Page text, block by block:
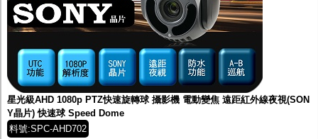
星光級AHD 1080p PTZ快速旋轉球 攝影機 電動變焦 遠距紅外線夜視(SON
Y晶片) 快速球 Speed Dome
料號:SPC-AHD702